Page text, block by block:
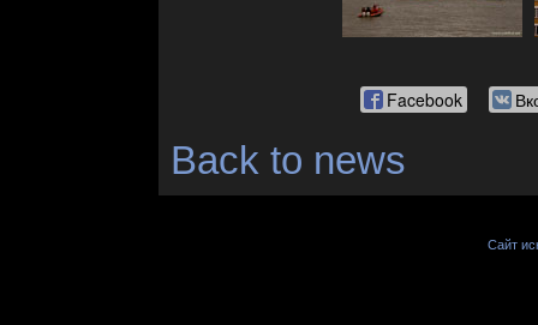
Facebook
Back to news
Сайт